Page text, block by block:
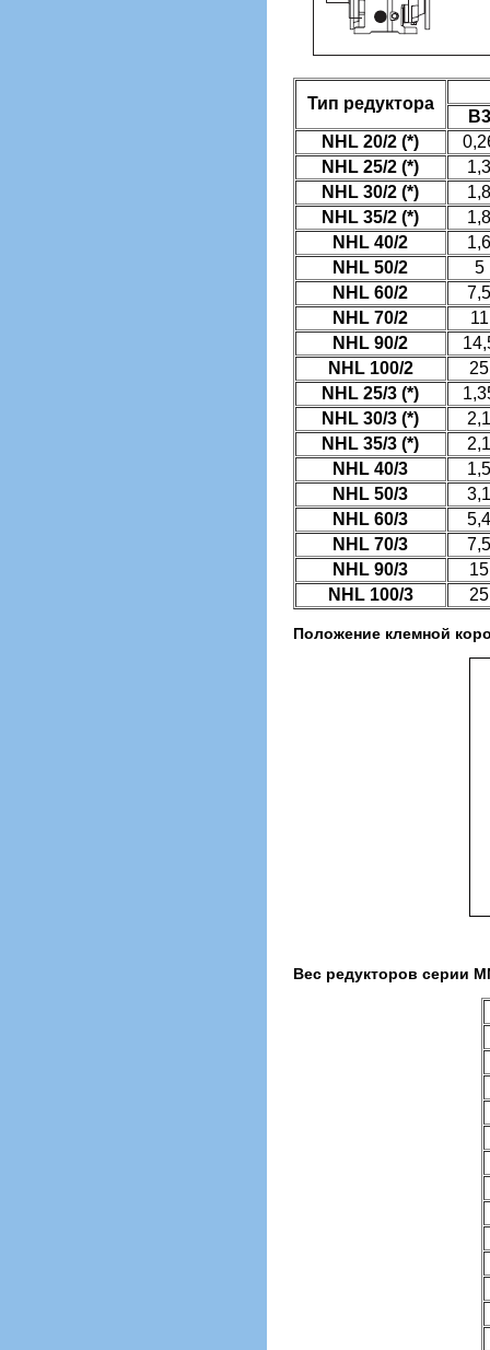
Тип редуктора
B3
NHL 20/2 (*)
NHL 25/2 (*)
1,3
NHL 30/2 (*)
1,8
NHL 35/2 (*)
1,8
NHL 40/2
1,6
NHL 50/2
5
NHL 60/2
7,5
NHL 70/2
11
NHL 90/2
NHL 100/2
25
NHL 25/3 (*)
NHL 30/3 (*)
2,1
NHL 35/3 (*)
2,1
NHL 40/3
1,5
NHL 50/3
3,1
NHL 60/3
5,4
NHL 70/3
7,5
NHL 90/3
15
NHL 100/3
25
Положение клемной
Вес редукторов серии